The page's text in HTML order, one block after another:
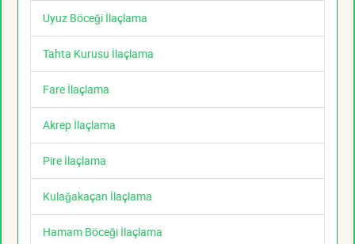
Uyuz Böceği İlaçlama
Tahta Kurusu İlaçlama
Fare İlaçlama
Akrep İlaçlama
Pire İlaçlama
Kulağakaçan İlaçlama
Hamam Böceği İlaçlama